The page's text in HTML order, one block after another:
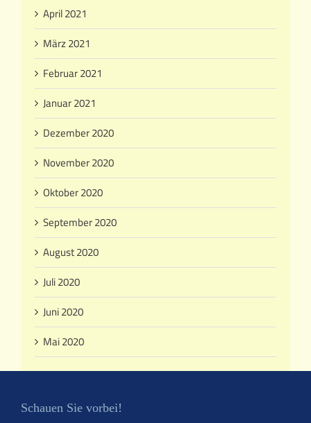
April 2021
März 2021
Februar 2021
Januar 2021
Dezember 2020
November 2020
Oktober 2020
September 2020
August 2020
Juli 2020
Juni 2020
Mai 2020
Schauen Sie vorbei!